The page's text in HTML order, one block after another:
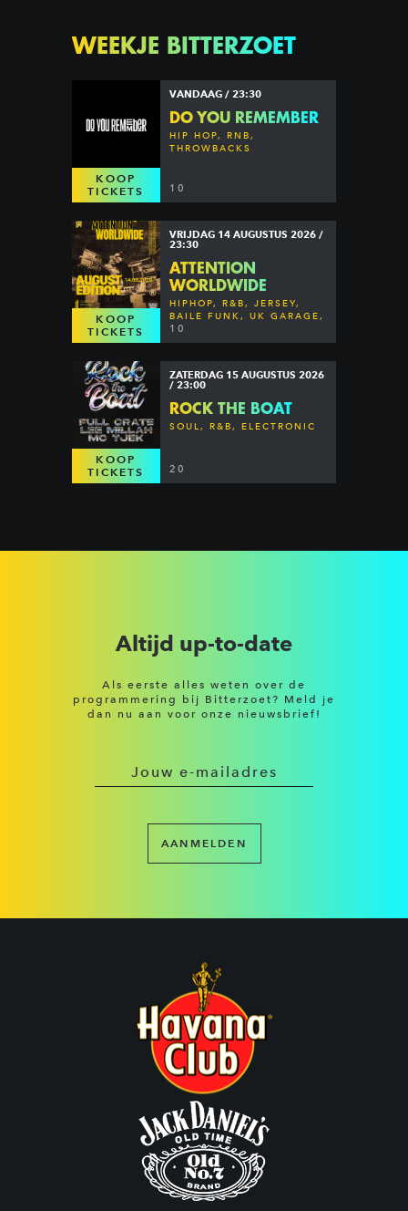
WEEKJE BITTERZOET
KOOP
TICKETS
VANDAAG / 23:30
DO YOU REMEMBER
HIP HOP, RNB,
THROWBACKS
10
KOOP
TICKETS
VRIJDAG 14 AUGUSTUS 2026 /
23:30
ATTENTION
WORLDWIDE
HIPHOP, R&B, JERSEY,
BAILE FUNK, UK GARAGE,
DANCEHALL & MORE
10
KOOP
TICKETS
ZATERDAG 15 AUGUSTUS 2026
/ 23:00
ROCK THE BOAT
SOUL, R&B, ELECTRONIC
20
Altijd up-to-date
Als eerste alles weten over de
programmering bij Bitterzoet? Meld je
dan nu aan voor onze nieuwsbrief!
AANMELDEN